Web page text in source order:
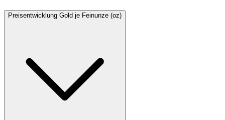
Preisentwicklung Gold je Feinunze (oz)